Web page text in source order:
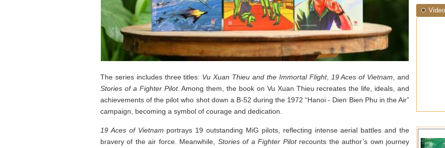
The series includes three titles: Vu Xuan Thieu and the Immortal Flight, 19 Aces of Vietnam , and
Stories of a Fighter Pilot. Among them, the book on Vu Xuan Thieu recreates the life, ideals, and
achievements of the pilot who shot down a B-52 during the 1972 “Hanoi - Dien Bien Phu in the Air”
campaign, becoming a symbol of courage and dedication.
19 Aces of Vietnam portrays 19 outstanding MiG pilots, reflecting intense aerial battles and the
bravery of the air force. Meanwhile, Stories of a Fighter Pilotrecounts the author’s own journey
Video